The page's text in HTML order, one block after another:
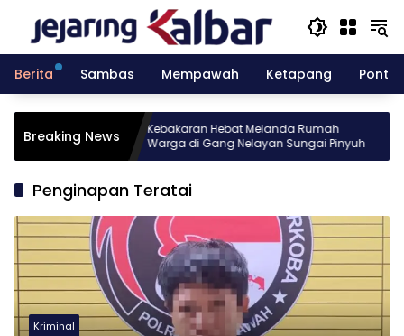
konten
Berita
Sambas Mempawah Ketapang
Breaking News
gelar
Batch 10
Kebakaran Hebat Melanda Rumah
Warga di Gang Nelayan Sungai Pinyuh
Penginapan Teratai
Kriminal